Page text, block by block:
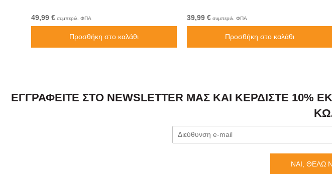
49,99 € συμπεριλ. ΦΠΑ
Προσθήκη στο καλάθι
39,99 € συμπεριλ. ΦΠΑ
Προσθήκη στο καλάθι
ΕΓΓΡΑΦΕΊΤΕ ΣΤΟ NEWSLETTER ΜΑΣ ΚΑΙ ΚΕΡΔΊΣΤΕ
ΝΑΙ, ΘΕΛΩ